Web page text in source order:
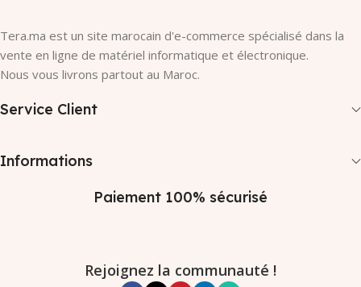
Tera.ma est un site marocain d'e-commerce spécialisé dans la
vente en ligne de matériel informatique et électronique.
Nous vous livrons partout au Maroc.
Service Client
Informations
Paiement 100% sécurisé
Rejoignez la communauté !